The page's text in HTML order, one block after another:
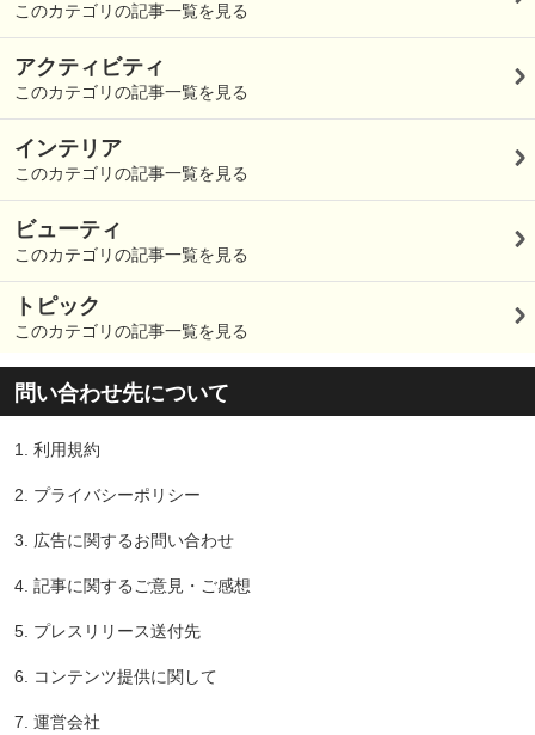
このカテゴリの記事一覧を見る
アクティビティ
このカテゴリの記事一覧を見る
インテリア
このカテゴリの記事一覧を見る
ビューティ
このカテゴリの記事一覧を見る
トピック
このカテゴリの記事一覧を見る
問い合わせ先について
1. 利用規約
2. プライバシーポリシー
3. 広告に関するお問い合わせ
4. 記事に関するご意見・ご感想
5. プレスリリース送付先
6. コンテンツ提供に関して
7. 運営会社